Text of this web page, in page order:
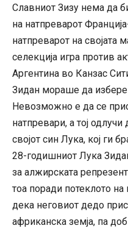
Славниот Зизу нема да
на натпреварот
натпреварот на својата
селекција игра против
Аргентина во Канзас
Зидан мораше да избере
Невозможно е да се
натпревари, а тој
својот син Лука, кој ги
28-годишниот Лука
за алжирската
тоа поради потеклото на
дека неговиот дедо
африканска земја, па